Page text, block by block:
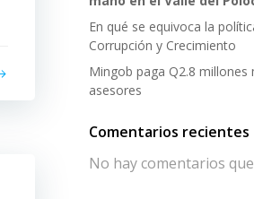
En qué se equivoca la
Corrupción y Crecimiento
Mingob paga Q2.8 millones
asesores
Comentarios recientes
No hay comentarios